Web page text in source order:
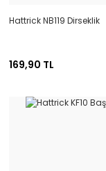
Hattrick NB119 Dirseklik
169,90 TL